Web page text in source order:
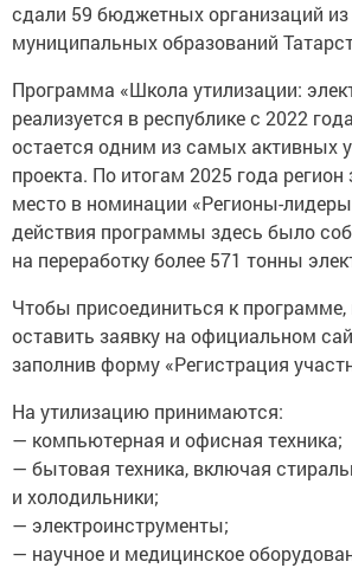
сдали 59 бюджетных организаций из
муниципальных образований
Программа «Школа утилизации:
реализуется в республике с 2022
остается одним из самых активных
проекта. По итогам 2025 года регион
место в номинации «Регионы-
действия программы здесь было
на переработку более 571 тонны
Чтобы присоединиться к
оставить заявку на официальном
заполнив форму «Регистрация
На утилизацию принимаются:
— компьютерная и офисная техника;
— бытовая техника, включая
и холодильники;
— электроинструменты;
— научное и медицинское